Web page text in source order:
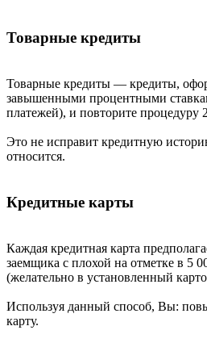
Товарные кредиты
Товарные кредиты — кредиты,
завышенными процентными
платежей), и повторите процедуру
Это не исправит кредитную
относится.
Кредитные карты
Каждая кредитная карта
заемщика с плохой на отметке в 5
(желательно в установленный
Используя данный способ, Вы:
карту.